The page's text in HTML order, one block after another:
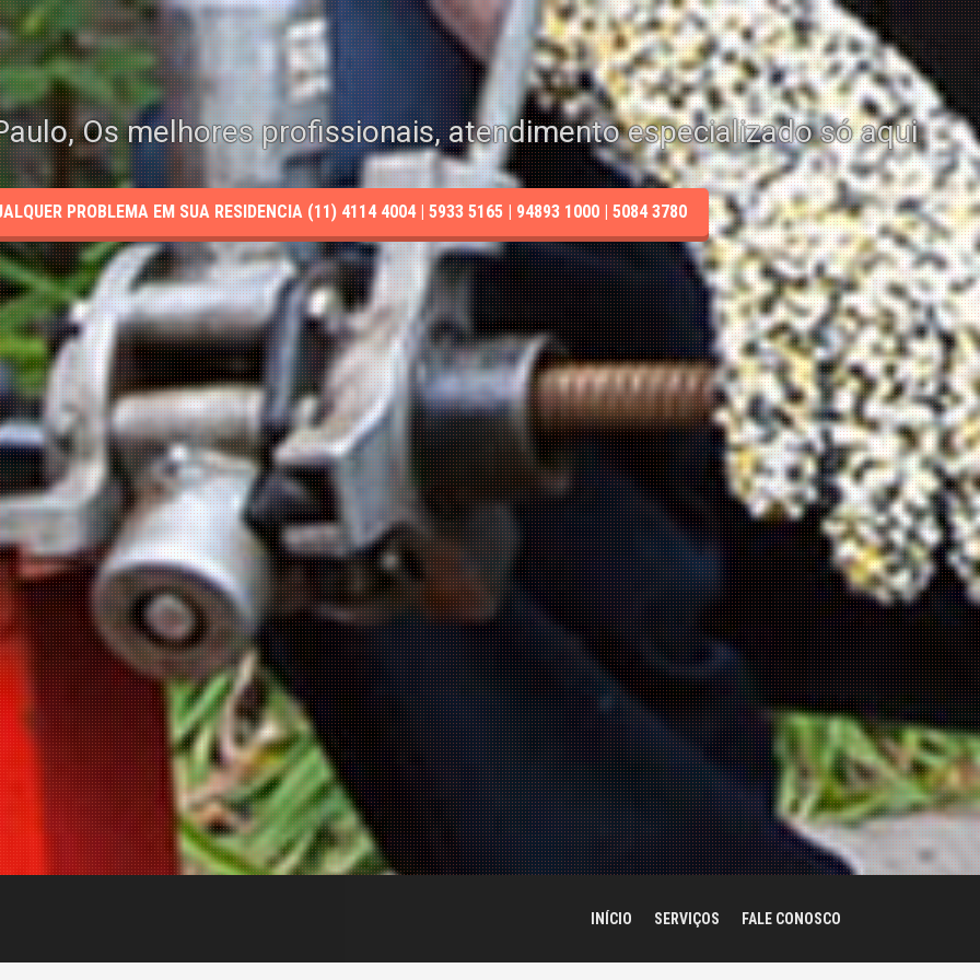
Os melhores profissionais, atendimento especializado só aqui
PROBLEMA EM SUA RESIDENCIA (11) 4114 4004 | 5933 5165 | 94893 1000 | 5084 3780
INÍCIO SERVIÇOS FALE CONOSCO